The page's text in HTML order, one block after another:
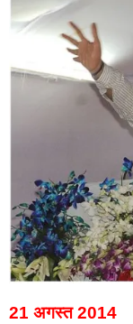
21 अगस्त 2014